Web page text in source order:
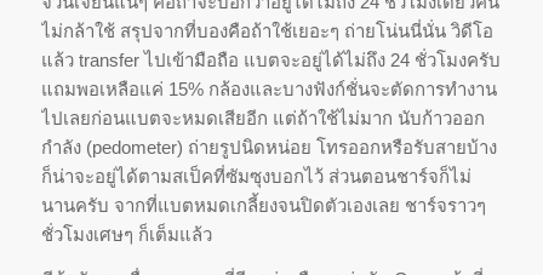
ไม่กล้าใช้ สรุปจากที่บองคือถ้าใช้เยอะๆ ถ่ายโน่นนี่นั่น วิดีโอ
แล้ว transfer ไปเข้ามือถือ แบตจะอยู่ได้ไม่ถึง 24 ชั่วโมงครับ
แถมพอเหลือแค่ 15% กล้องและบางฟังก์ชั่นจะตัดการทำงาน
ไปเลยก่อนแบตจะหมดเสียอีก แต่ถ้าใช้ไม่มาก นับก้าวออก
กำลัง (pedometer) ถ่ายรูปนิดหน่อย โทรออกหรือรับสายบ้าง
ก็น่าจะอยู่ได้ตามสเป็คที่ซัมซุงบอกไว้ ส่วนตอนชาร์จก็ไม่
นานครับ จากที่แบตหมดเกลี้ยงจนปิดตัวเองเลย ชาร์จราวๆ
ชั่วโมงเศษๆ ก็เต็มแล้ว